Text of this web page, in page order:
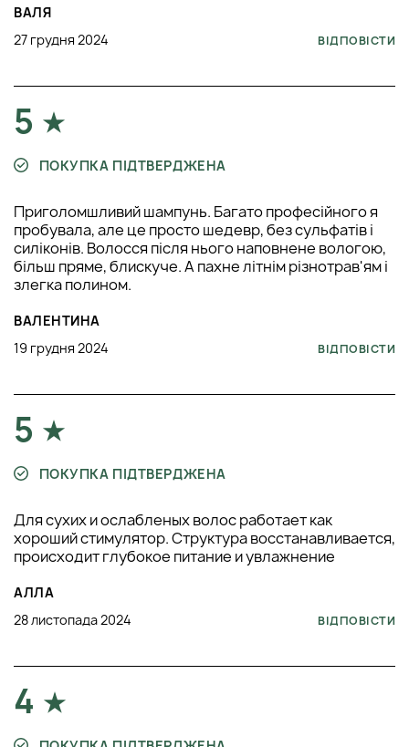
ВАЛЯ
27 грудня 2024
ВІДПОВІСТИ
5
ПОКУПКА ПІДТВЕРДЖЕНА
Приголомшливий шампунь. Багато професійного я
пробувала, але це просто шедевр, без сульфатів і
силіконів. Волосся після нього наповнене вологою,
більш пряме, блискуче. А пахне літнім різнотрав'ям і
злегка полином.
ВАЛЕНТИНА
19 грудня 2024
ВІДПОВІСТИ
5
ПОКУПКА ПІДТВЕРДЖЕНА
Для сухих и ослабленых волос работает как
хороший стимулятор. Структура восстанавливается,
происходит глубокое питание и увлажнение
АЛЛА
28 листопада 2024
ВІДПОВІСТИ
4